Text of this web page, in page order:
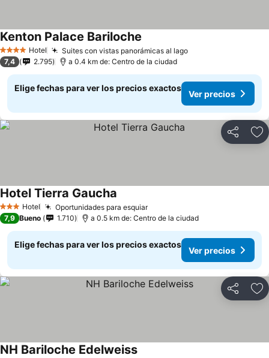
4 EstrellasHotel Suites con vistas panorámicas al lagoVer precios
Kenton Palace Bariloche
7,4 2.795 a 0.4 km de: Centro de la ciudad
Elige fechas para ver los precios exactos
Ver precios
Compartir
3 Estrellas
Hotel Oportunidades para esquiarVer precios
Hotel Tierra Gaucha
7,9 Bueno 1.710 a 0.5 km de: Centro de la ciudad
Elige fechas para ver los precios exactos
Ver precios
Compartir
NH Bariloche Edelweiss